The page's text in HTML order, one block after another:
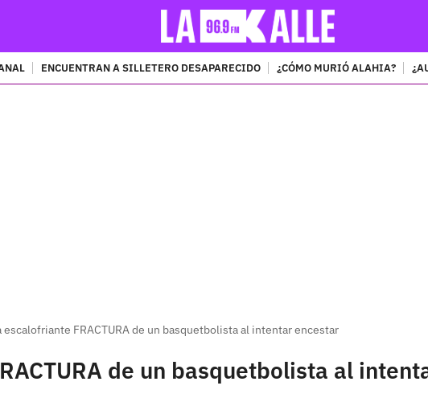
ENCUENTRAN A SILLETERO DESAPARECIDO ¿CÓMO MURIÓ ALAHIA?
escalofriante FRACTURA de un basquetbolista al intentar encestar
de un basquetbolista al